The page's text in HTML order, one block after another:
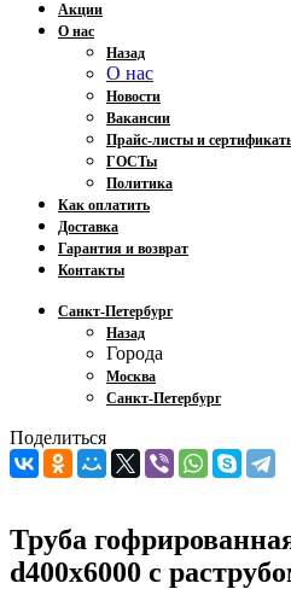
Акции
О нас
Назад
О нас
Новости
Вакансии
Прайс-листы и
ГОСТы
Политика
Как оплатить
Доставка
Гарантия и возврат
Контакты
Санкт-Петербург
Назад
Города
Москва
Санкт-Петербург
Поделиться
Труба
d400х6000 с